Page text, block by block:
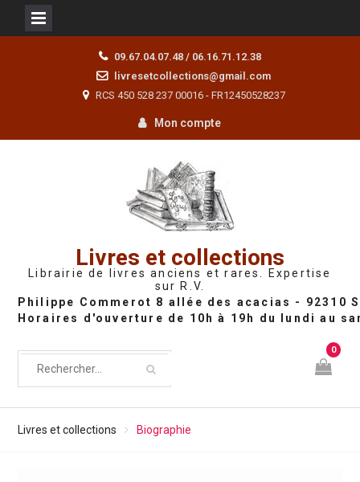
09.67.04.07.48 / 06.16.71.12.38
livresetcollections@gmail.com
RCS 450 528 237 00016 - FR12450528237
Mon compte
Livres et collections
Librairie de livres anciens et rares. Expertise
sur R.V.
0
Livres et collections Biographie